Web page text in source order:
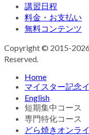
講習日程
料金・お支払い
無料コンテンツ
Copyright © 2015-
Reserved.
Home
マイスター記念
English
短期集中コース
専門特化コース
どら焼きオンラ